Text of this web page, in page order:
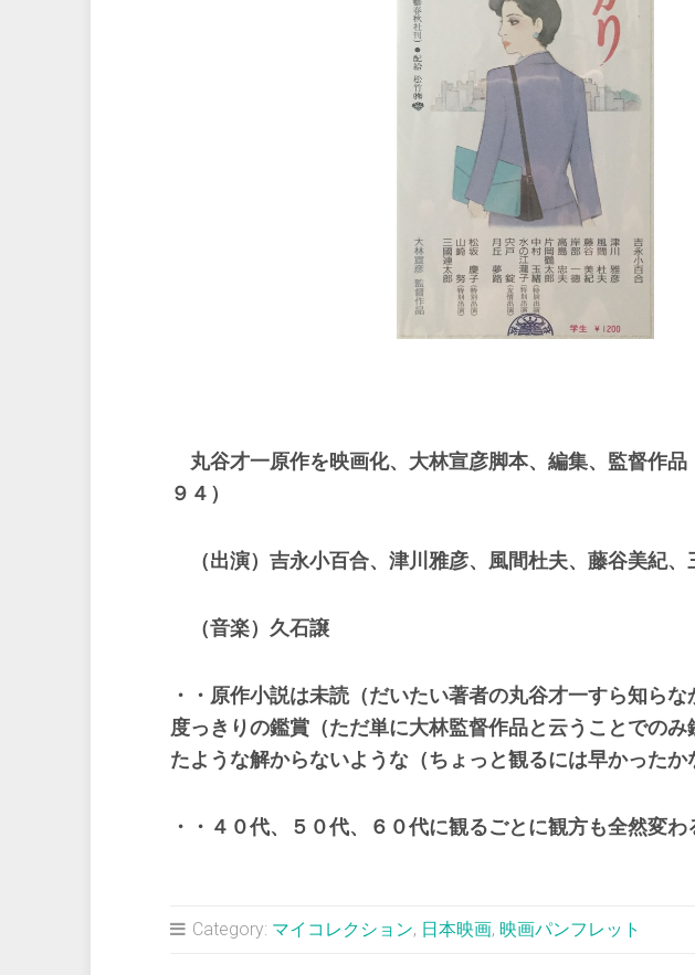
丸谷才一原作を映画化、 大林宣彦脚本、編集、監督作品
９４）
（出演）吉永小百合、津川雅彦、風間杜夫、藤谷美紀
（音楽）久石譲
・・原作小説は未読（だいたい著者の丸谷才一すら知ら
度っきりの鑑賞（ただ単に大林監督作品と云うことでのみ
たような解からないような（ちょっと観るには早かったか
・・４０代、５０代、６０代に観るごとに観方も全然変わ
Category: マイコレクション, 日本映画, 映画パンフレット